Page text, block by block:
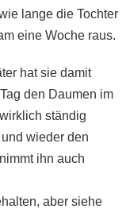
lange die Tochter
eine Woche raus.
hat sie damit
den Daumen im
ständig
wieder den
ihn auch
aber siehe